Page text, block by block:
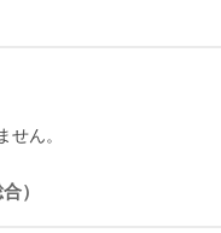
せん。
）